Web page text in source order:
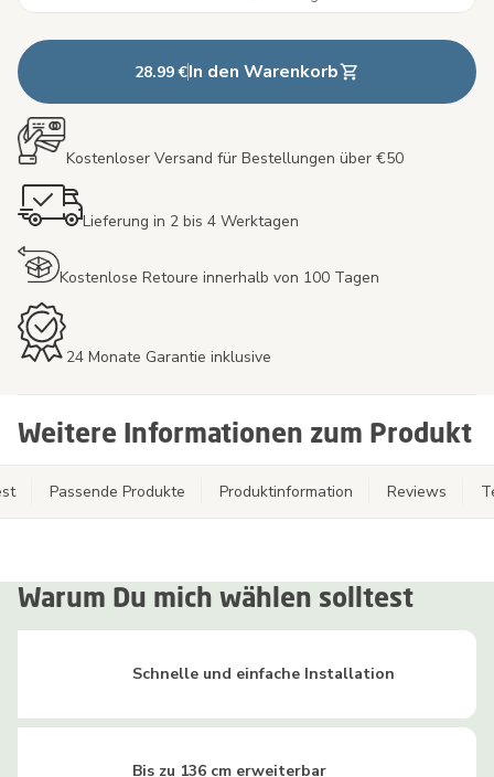
28.99 €In den Warenkorb
Kostenloser Versand für Bestellungen über €50
Lieferung in 2 bis 4 Werktagen
Kostenlose Retoure innerhalb von 100 Tagen
24 Monate Garantie inklusive
Weitere Informationen zum Produkt
Passende Produkte Produktinformation Reviews
Warum Du mich wählen solltest
Schnelle und einfache Installation
Bis zu 136 cm erweiterbar